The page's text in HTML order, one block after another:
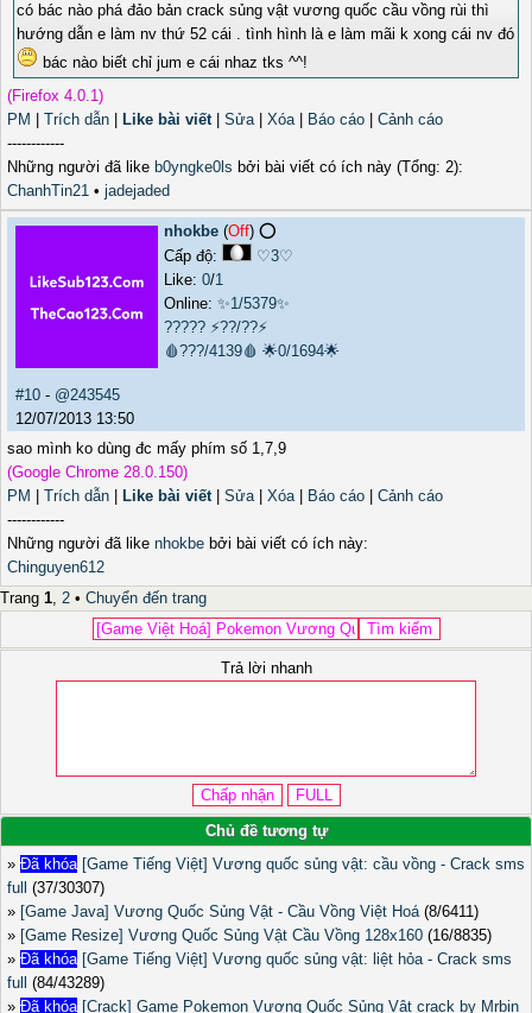
có bác nào phá đảo bản crack sủng vật vương quốc cầu vồng rùi thì
hướng dẫn e làm nv thứ 52 cái . tình hình là e làm mãi k xong cái nv đó
bác nào biết chỉ jum e cái nhaz tks ^^!
(Firefox 4.0.1)
PM
Trích dẫn Like bài viết| Sửa| Xóa| Báo cáo
Cảnh cáo
------------
Những người đã like b0yngke0ls bởi bài viết có ích này (Tổng: 2):
ChanhTin21 • jadejaded
nhokbe (Off) ⭕️
Cấp độ:
♡3♡
Like: 0/1
Online: ✨1/5379✨
????? ⚡??/??⚡
🩸???/4139🩸 🌟0/1694🌟
#10 - @243545
12/07/2013 13:50
sao mình ko dùng đc mấy phím số 1,7,9
(Google Chrome 28.0.150)
PM
Trích dẫn Like bài viết| Sửa| Xóa| Báo cáo
Cảnh cáo
------------
Những người đã like nhokbe bởi bài viết có ích này:
Chinguyen612
Trang 1, 2 • Chuyển đến trang
Trả lời nhanh
Chủ đề tương tự
» Đã khóa [Game Tiếng Việt] Vương quốc sủng vật: cầu vồng - Crack sms
full
(37/30307)
» [Game Java] Vương Quốc Sủng Vật - Cầu Vồng Việt Hoá(8/6411)
» [Game Resize] Vương Quốc Sủng Vật Cầu Vồng 128x160 (16/8835)
» Đã khóa [Game Tiếng Việt] Vương quốc sủng vật: liệt hỏa - Crack sms
full
(84/43289)
» Đã khóa [Crack] Game Pokemon Vương Quốc Sủng Vật crack by Mrbin